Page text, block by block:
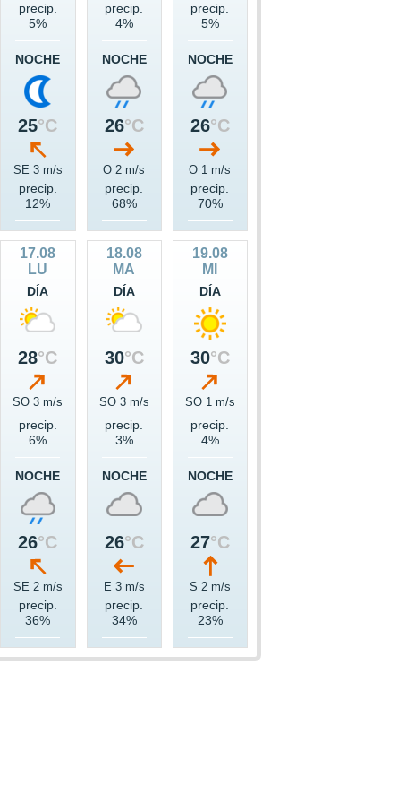
precip.
5%
NOCHE
25°C
SE 3 m/s
precip.
12%
precip.
4%
NOCHE
26°C
O 2 m/s
precip.
68%
precip.
5%
NOCHE
26°C
O 1 m/s
precip.
70%
17.08
LU
DÍA
28°C
SO 3 m/s
precip.
6%
NOCHE
26°C
SE 2 m/s
precip.
36%
18.08
MA
DÍA
30°C
SO 3 m/s
precip.
3%
NOCHE
26°C
E 3 m/s
precip.
34%
19.08
MI
DÍA
30°C
SO 1 m/s
precip.
4%
NOCHE
27°C
S 2 m/s
precip.
23%